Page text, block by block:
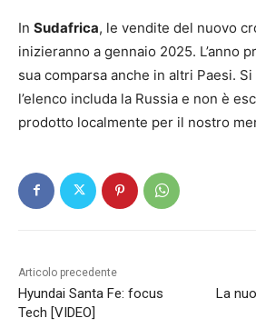
In Sudafrica, le vendite del nuovo
inizieranno a gennaio 2025. L’anno
sua comparsa anche in altri Paesi.
l’elenco includa la Russia e non è
prodotto localmente per il nostro
Articolo precedente
Hyundai Santa Fe: focus
Tech [VIDEO]
La